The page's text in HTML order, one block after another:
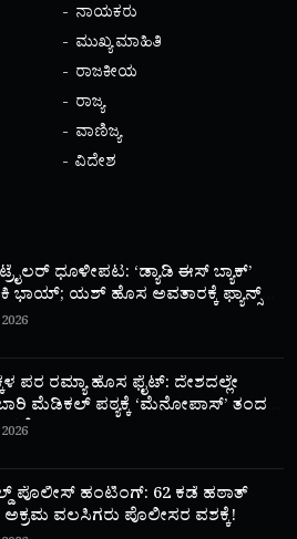
ನಾಯಕರು
ಮುಖ್ಯ ಮಾಹಿತಿ
ರಾಜಕೀಯ
ರಾಜ್ಯ
ವಾಣಿಜ್ಯ
ವಿದೇಶ
ಟ್ರೈಲರ್ ಧೂಳೀಪಟ: ‘ಡ್ಯಾಡಿ ಈಸ್ ಬ್ಯಾಕ್’
ಭಾಯ್; ಯಶ್ ಹೊಸ ಅವತಾರಕ್ಕೆ ಫ್ಯಾನ್ಸ್
ಪರ ರಮ್ಯಾ ಹೊಸ ಫೈಟ್: ದೇಶದಲ್ಲೇ
ಮೆಡಿಕಲ್ ಪಠ್ಯಕ್ಕೆ ‘ಮೆನೋಪಾಸ್’ ತಂದ
ಪೊಲೀಸ್ ಹಂಟಿಂಗ್: 62 ಕಡೆ ಹಠಾತ್
ಅಕ್ರಮ ವಲಸಿಗರು ಪೊಲೀಸರ ವಶಕ್ಕೆ!